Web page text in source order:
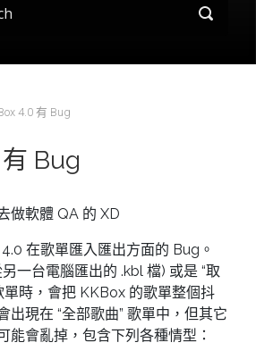
4.0 有 Bug
Bug
做軟體 QA 的 XD
在歌單匯入匯出方面的 Bug。
另一台電腦匯出的 .kbl 檔) 或是 “取
單時，會把 KKBox 的歌單整個抖
出現在 “全部歌曲” 歌單中，但其它
能會亂掉，包含下列各種情型：